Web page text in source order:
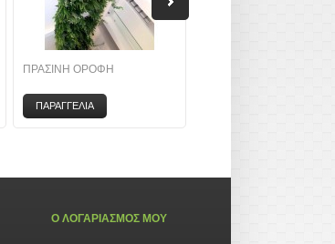
ΠΡΑΣΙΝΗ ΟΡΟΦΗ
ΠΑΡΑΓΓΕΛΙΑ
Ο ΛΟΓΑΡΙΑΣΜΟΣ ΜΟΥ